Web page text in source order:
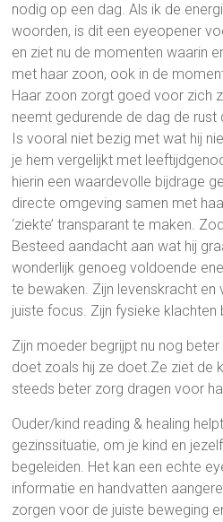
nodig op een dag. Als ik de
woorden, is dit een eyeopener
en ziet nu de momenten waarin
met haar zoon, ook in de
Haar zoon zorgt goed voor zich
neemt gedurende de dag de rust
Is vooral niet bezig met wat hij
je hem vergelijkt met
hierin een waardevolle bijdrage
directe omgeving samen met
‘ziekte’ transparant te maken.
Besteed aandacht aan wat hij
wonderlijk genoeg voldoende
te bewaken. Zijn levenskracht
juiste focus. Zijn fysieke klachten
Zijn moeder begrijpt nu nog
doet zoals hij ze doet.Ze ziet de
steeds beter zorg dragen voor
Ouder/kind reading & healing
gezinssituatie, om je kind en
begeleiden. Het kan een echte
informatie en handvatten
zorgen voor de juiste beweging